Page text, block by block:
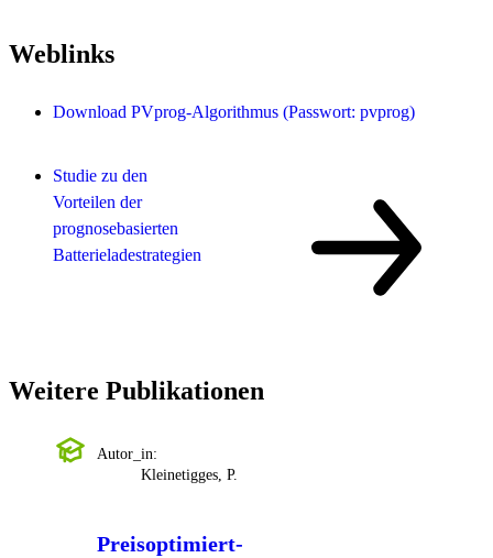
Weblinks
Download PVprog-Algorithmus (Passwort: pvprog)
Studie zu den
Vorteilen der
prognosebasierten
Batterieladestrategien
Weitere Publikationen
Autor_in:
Kleinetigges, P.
Preisoptimiert-